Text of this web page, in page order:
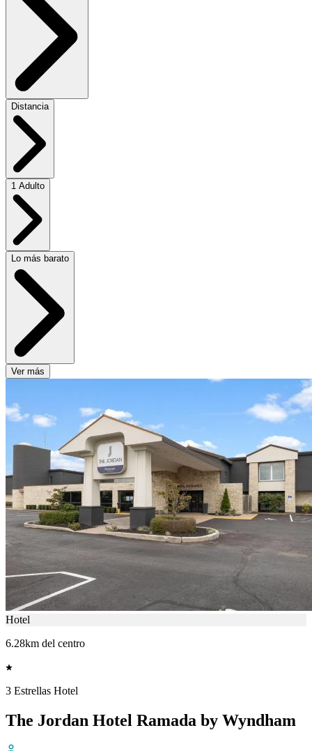
Distancia
1 Adulto
Lo más barato
Ver más
Hotel
6.28km del centro
3 Estrellas Hotel
The Jordan Hotel Ramada by Wyndham